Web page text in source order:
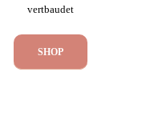
vertbaudet
SHOP